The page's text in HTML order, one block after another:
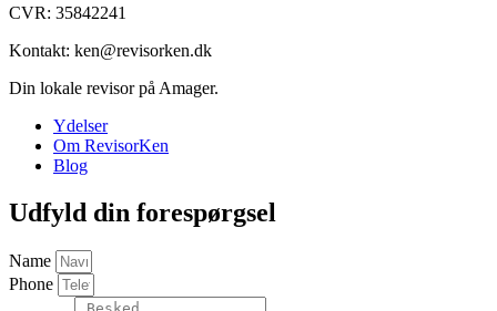
CVR: 35842241
Kontakt: ken@revisorken.dk
Din lokale revisor på Amager.
Ydelser
Om RevisorKen
Blog
Udfyld din forespørgsel
Name
Phone